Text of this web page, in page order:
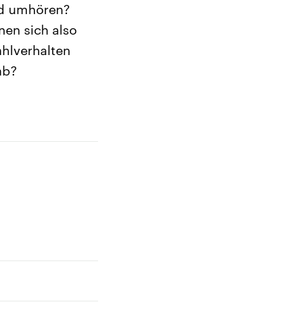
umhören?
sich also